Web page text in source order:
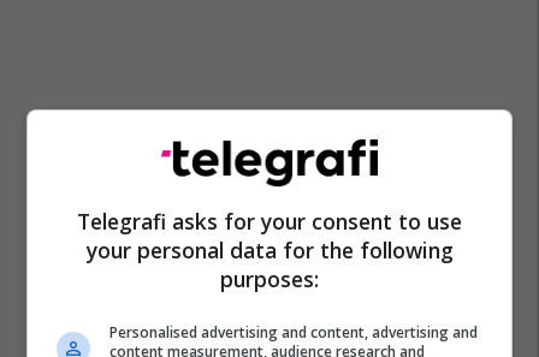
Telegrafi asks for your consent to use
your personal data for the following
purposes:
Personalised advertising and content, advertising and
content measurement, audience research and